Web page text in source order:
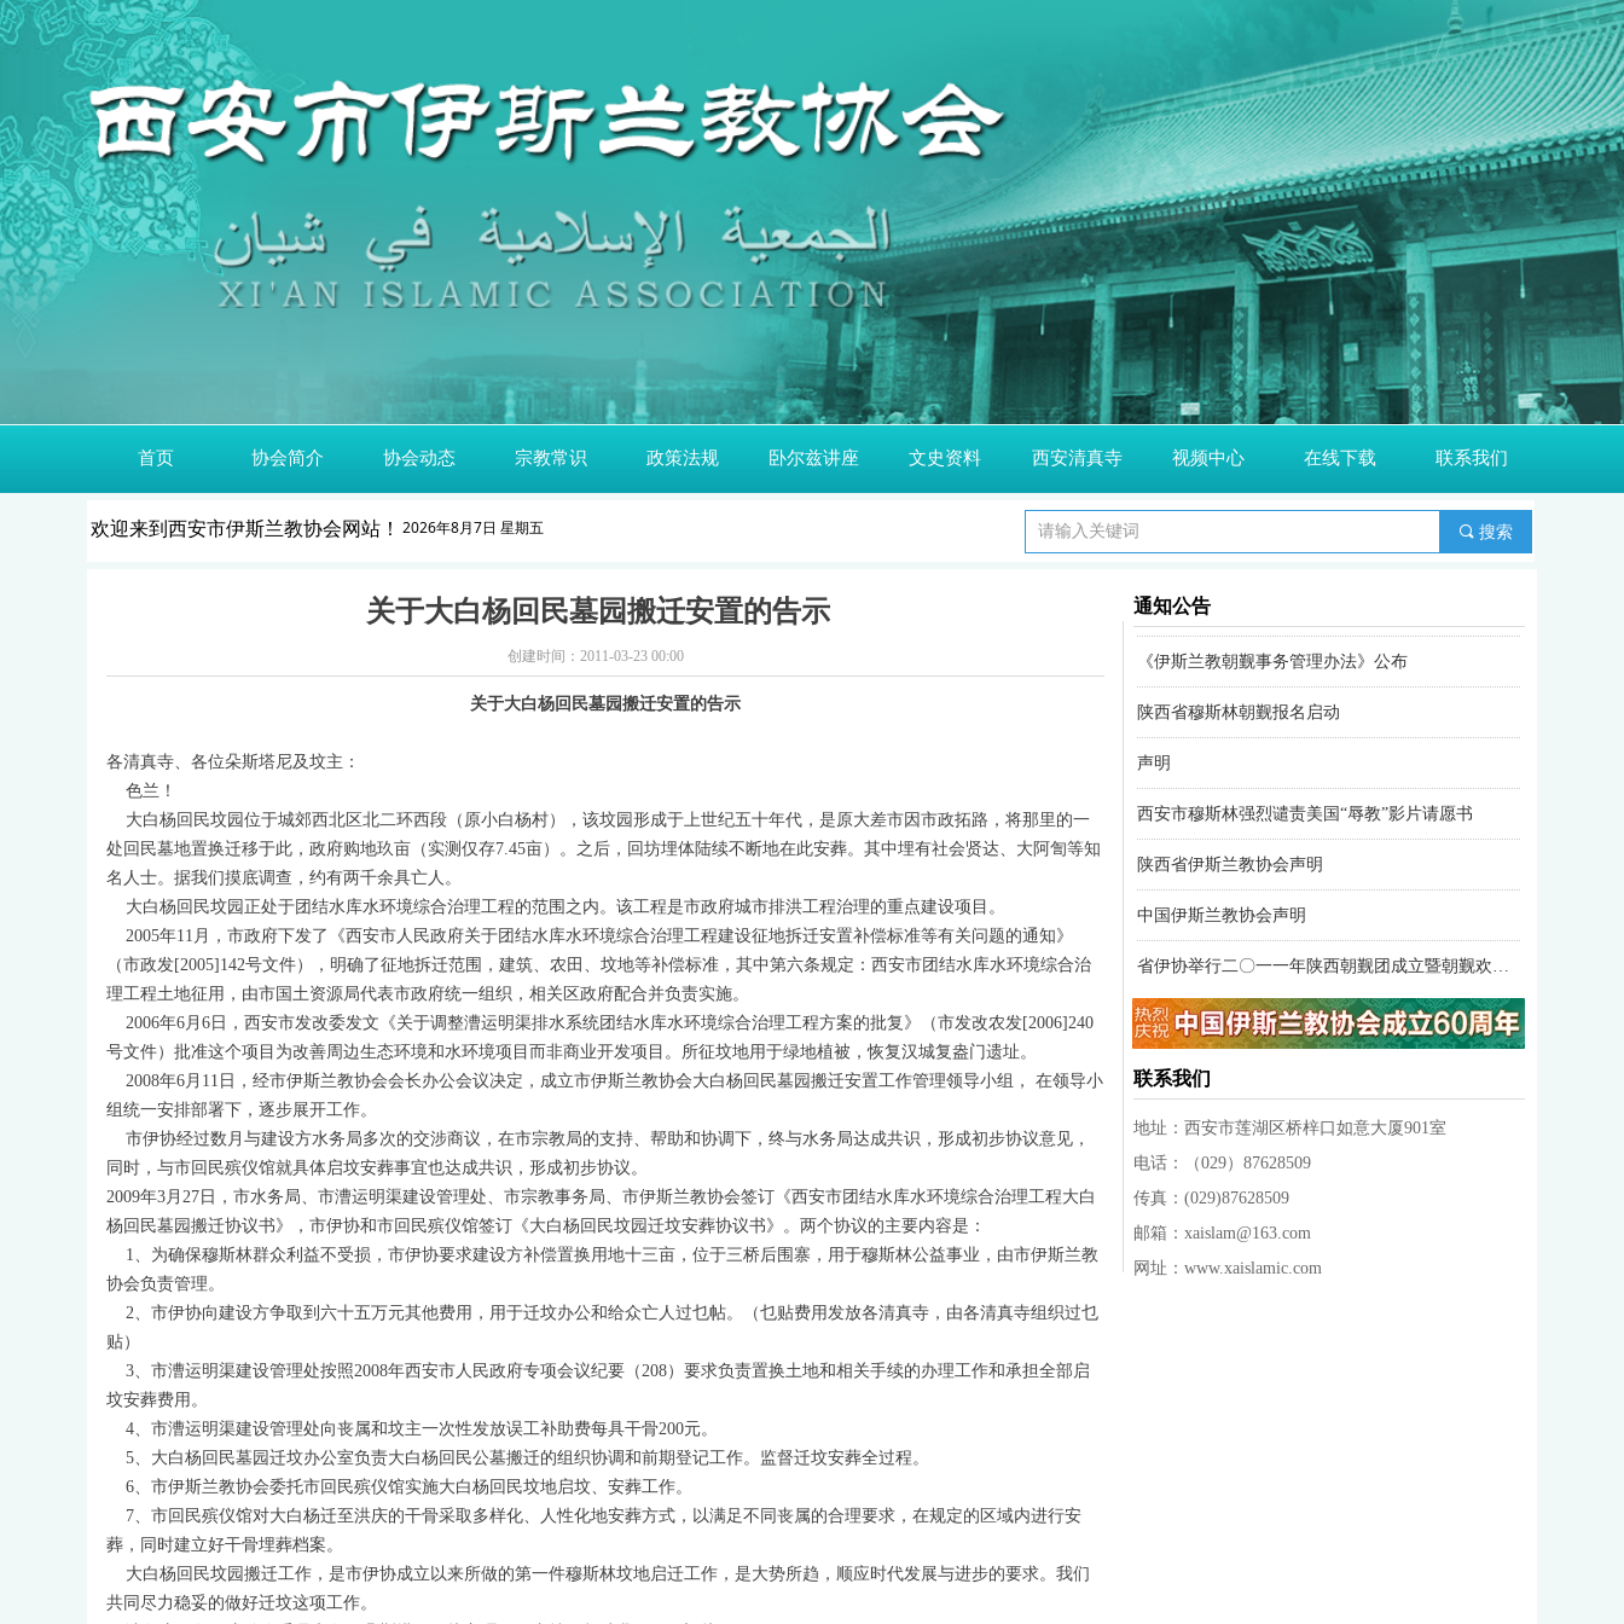
首页 协会简介 协会动态 宗教常识 政策法规 卧尔兹讲座 文史资料 西安清真寺 视频中心 在线下载 联系我们
2026年8月7日 星期五
欢迎来到西安市伊斯兰教协会网站！ 끠 搜索
关于大白杨回民墓园搬迁安置的告示
关于大白杨回民墓园搬迁安置的告示
各清真寺、各位朵斯塔尼及坟主：
色兰！
大白杨回民坟园位于城郊西北区北二环西段（原小白杨村），该坟园形成于上世纪五十年代，是原大差市因市政拓路，将那里的一
处回民墓地置换迁移于此，政府购地玖亩（实测仅存7.45亩）。之后，回坊埋体陆续不断地在此安葬。其中埋有社会贤达、大阿訇等知
名人士。据我们摸底调查，约有两千余具亡人。
大白杨回民坟园正处于团结水库水环境综合治理工程的范围之内。该工程是市政府城市排洪工程治理的重点建设项目。
2005年11月，市政府下发了《西安市人民政府关于团结水库水环境综合治理工程建设征地拆迁安置补偿标准等有关问题的通知》
（市政发[2005]142号文件），明确了征地拆迁范围，建筑、农田、坟地等补偿标准，其中第六条规定：西安市团结水库水环境综合治
理工程土地征用，由市国土资源局代表市政府统一组织，相关区政府配合并负责实施。
2006年6月6日，西安市发改委发文《关于调整漕运明渠排水系统团结水库水环境综合治理工程方案的批复》（市发改农发[2006]240
号文件）批准这个项目为改善周边生态环境和水环境项目而非商业开发项目。所征坟地用于绿地植被，恢复汉城复盎门遗址。
2008年6月11日，经市伊斯兰教协会会长办公会议决定，成立市伊斯兰教协会大白杨回民墓园搬迁安置工作管理领导小组， 在领导小
组统一安排部署下，逐步展开工作。
市伊协经过数月与建设方水务局多次的交涉商议，在市宗教局的支持、帮助和协调下，终与水务局达成共识，形成初步协议意见，
同时，与市回民殡仪馆就具体启坟安葬事宜也达成共识，形成初步协议。
2009年3月27日，市水务局、市漕运明渠建设管理处、市宗教事务局、市伊斯兰教协会签订《西安市团结水库水环境综合治理工程大白
杨回民墓园搬迁协议书》，市伊协和市回民殡仪馆签订《大白杨回民坟园迁坟安葬协议书》。两个协议的主要内容是：
1、为确保穆斯林群众利益不受损，市伊协要求建设方补偿置换用地十三亩，位于三桥后围寨，用于穆斯林公益事业，由市伊斯兰教
协会负责管理。
2、市伊协向建设方争取到六十五万元其他费用，用于迁坟办公和给众亡人过乜帖。（乜贴费用发放各清真寺，由各清真寺组织过乜
贴）
3、市漕运明渠建设管理处按照2008年西安市人民政府专项会议纪要（208）要求负责置换土地和相关手续的办理工作和承担全部启
坟安葬费用。
4、市漕运明渠建设管理处向丧属和坟主一次性发放误工补助费每具干骨200元。
5、大白杨回民墓园迁坟办公室负责大白杨回民公墓搬迁的组织协调和前期登记工作。监督迁坟安葬全过程。
6、市伊斯兰教协会委托市回民殡仪馆实施大白杨回民坟地启坟、安葬工作。
7、市回民殡仪馆对大白杨迁至洪庆的干骨采取多样化、人性化地安葬方式，以满足不同丧属的合理要求，在规定的区域内进行安
葬，同时建立好干骨埋葬档案。
大白杨回民坟园搬迁工作，是市伊协成立以来所做的第一件穆斯林坟地启迁工作，是大势所趋，顺应时代发展与进步的要求。我们
共同尽力稳妥的做好迁坟这项工作。
创建时间： 2011-03-23 00:00
通知公告
联系我们
地址： 西安市莲湖区桥梓口如意大厦901室
电话：（029）87628509
传真：(029)87628509
邮箱：xaislam@163.com
网址：www.xaislamic.com
《伊斯兰教朝觐事务管理办法》公布
陕西省穆斯林朝觐报名启动
声明
西安市穆斯林强烈谴责美国“辱教”影片请愿书
陕西省伊斯兰教协会声明
中国伊斯兰教协会声明
西安市伊斯兰教协会“卧而兹”征文公告
兰州伊斯兰教经学院2011年招生简章
关于大白杨回民墓园搬迁安置的告示
西安市伊斯兰教协会网站征文公告